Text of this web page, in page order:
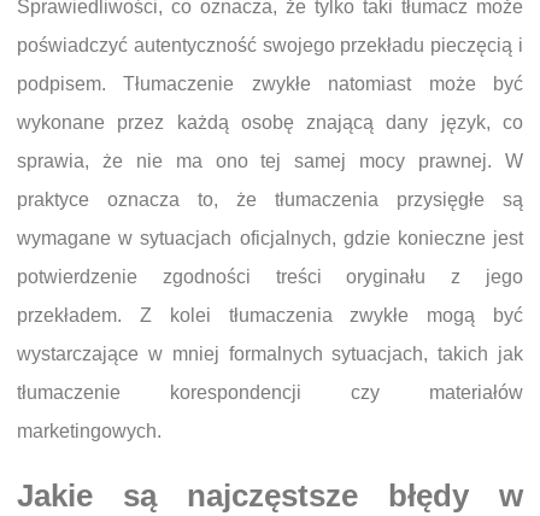
Sprawiedliwości, co oznacza, że tylko taki tłumacz może
poświadczyć autentyczność swojego przekładu pieczęcią i
podpisem. Tłumaczenie zwykłe natomiast może być
wykonane przez każdą osobę znającą dany język, co
sprawia, że nie ma ono tej samej mocy prawnej. W
praktyce oznacza to, że tłumaczenia przysięgłe są
wymagane w sytuacjach oficjalnych, gdzie konieczne jest
potwierdzenie zgodności treści oryginału z jego
przekładem. Z kolei tłumaczenia zwykłe mogą być
wystarczające w mniej formalnych sytuacjach, takich jak
tłumaczenie korespondencji czy materiałów
marketingowych.
Jakie są najczęstsze błędy w